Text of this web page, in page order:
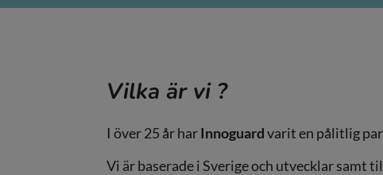
Vilka är vi ?
I över 25 år harInnoguardvarit en pålitlig
Vi är baserade i Sverige och utvecklar